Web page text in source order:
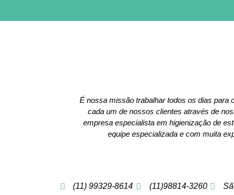
É nossa missão trabalhar todos os dias para
cada um de nossos clientes através de
empresa especialista em higienização de
equipe especializada e com muita
(11) 99329-8614 (11)98814-3260